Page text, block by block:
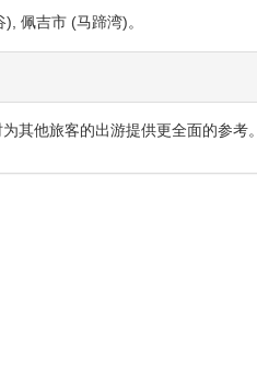
佩吉市 (马蹄湾)。
为其他旅客的出游提供更全面的参考。